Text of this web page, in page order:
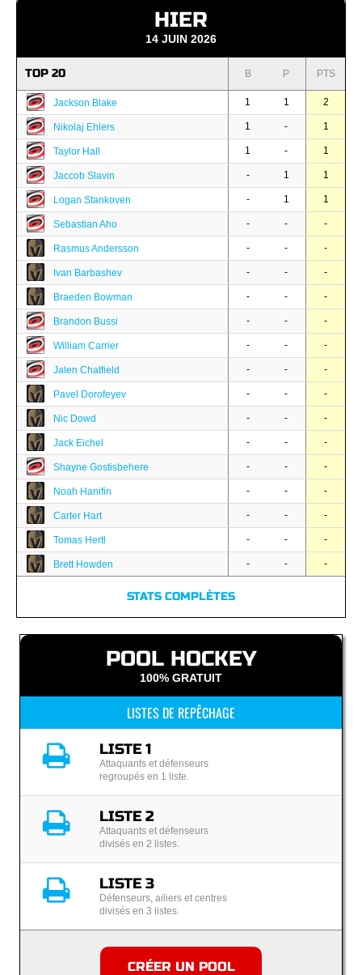
HIER
14 JUIN 2026
TOP 20 B P PTS
Jackson Blake 1 1 2
Nikolaj Ehlers 1 - 1
Taylor Hall 1 - 1
Jaccob Slavin - 1 1
Logan Stankoven - 1 1
Sebastian Aho - - -
Rasmus Andersson - - -
Ivan Barbashev - - -
Braeden Bowman - - -
Brandon Bussi - - -
William Carrier - - -
Jalen Chatfield - - -
Pavel Dorofeyev - - -
Nic Dowd - - -
Jack Eichel - - -
Shayne Gostisbehere - - -
Noah Hanifin - - -
Carter Hart - - -
Tomas Hertl - - -
Brett Howden - - -
STATS COMPLÈTES
POOL HOCKEY
100% GRATUIT
LISTES DE REPÊCHAGE
LISTE 1
Attaquants et défenseurs
regroupés en 1 liste.
LISTE 2
Attaquants et défenseurs
divisés en 2 listes.
LISTE 3
Défenseurs, ailiers et centres
divisés en 3 listes.
CRÉER UN POOL